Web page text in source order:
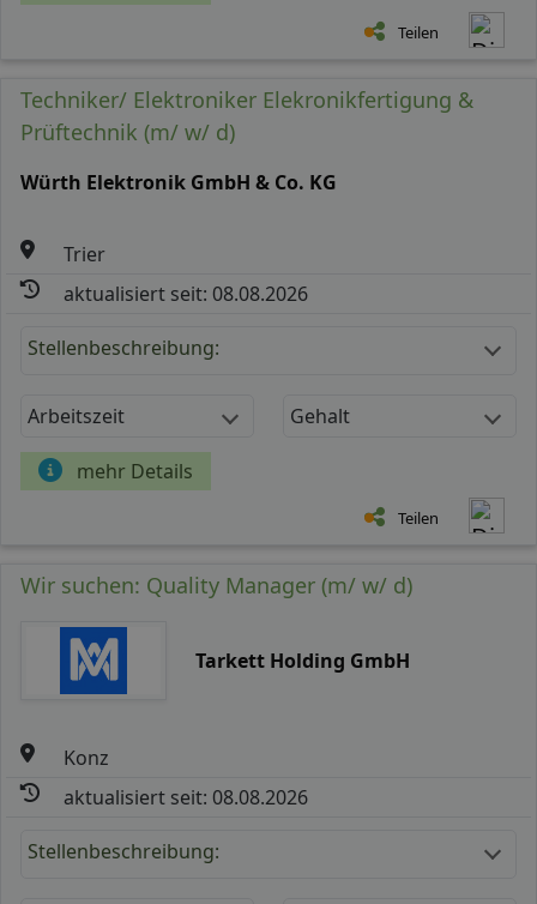
Teilen
Techniker/ Elektroniker Elekronikfertigung &
Prüftechnik (m/ w/ d)
Würth Elektronik GmbH & Co. KG
Trier
aktualisiert seit: 08.08.2026
Stellenbeschreibung:
Arbeitszeit Gehalt
mehr Details
Teilen
Wir suchen: Quality Manager (m/ w/ d)
Tarkett Holding GmbH
Konz
aktualisiert seit: 08.08.2026
Stellenbeschreibung: